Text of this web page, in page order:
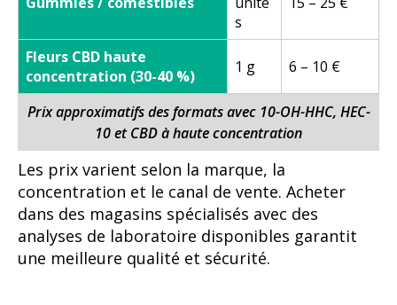
Prix approximatifs des formats avec 10-OH-HHC, HEC-
10 et CBD à haute concentration
s
Fleurs CBD haute
concentration (30-40 %)
1 g 6 – 10 €
Les prix varient selon la marque, la
concentration et le canal de vente. Acheter
dans des magasins spécialisés avec des
analyses de laboratoire disponibles garantit
une meilleure qualité et sécurité.